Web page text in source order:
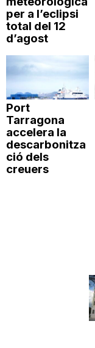
per a l’eclipsi
total del 12
d’agost
Port
Tarragona
accelera la
descarbonitza
ció dels
creuers